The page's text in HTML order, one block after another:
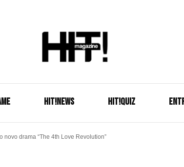
HIT!NEWS HIT!Quiz
novo drama “The 4th Love Revolution”